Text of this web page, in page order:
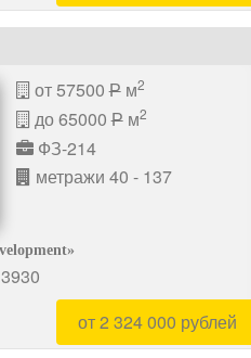
от 57500Pм2
до 65000Pм2
ФЗ-214
метражи 40 - 137
от 2 324 000 рублей